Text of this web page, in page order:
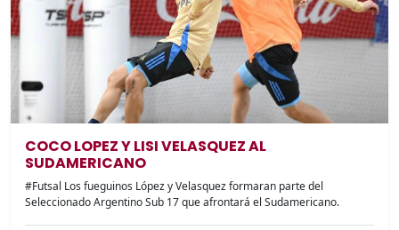
COCO LOPEZ Y LISI VELASQUEZ AL
SUDAMERICANO
#Futsal Los fueguinos López y Velasquez formaran parte del
Seleccionado Argentino Sub 17 que afrontará el Sudamericano.